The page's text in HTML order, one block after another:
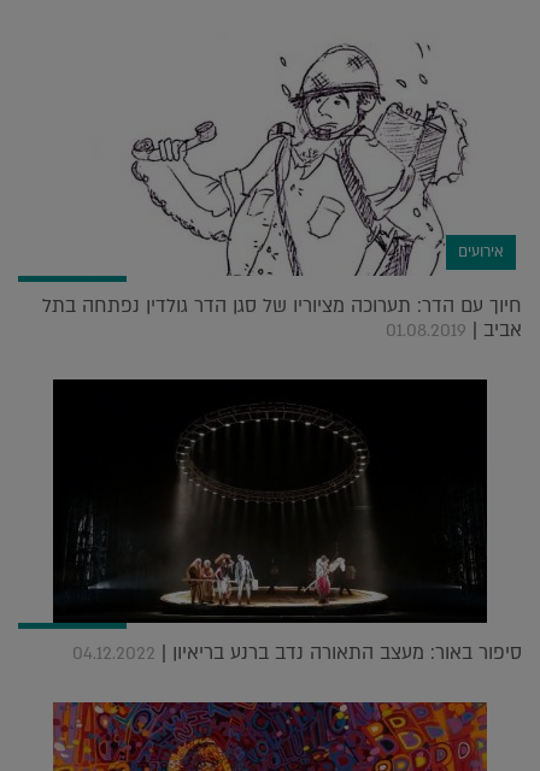
אירועים
חיוך עם הדר: תערוכה מציוריו של סגן הדר גולדין נפתחה בתל
אביב | 01.08.2019
סיפור באור: מעצב התאורה נדב ברנע בריאיון | 04.12.2022